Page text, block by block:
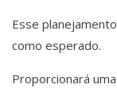
Esse
como esperado.
Proporcionará